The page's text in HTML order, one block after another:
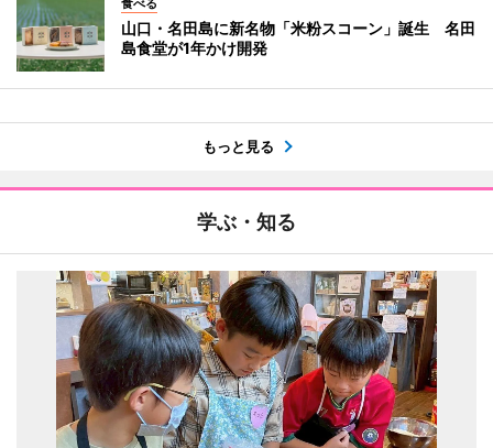
食べる
山口・名田島に新名物「米粉スコーン」誕生 名田
島食堂が1年かけ開発
もっと見る
学ぶ・知る